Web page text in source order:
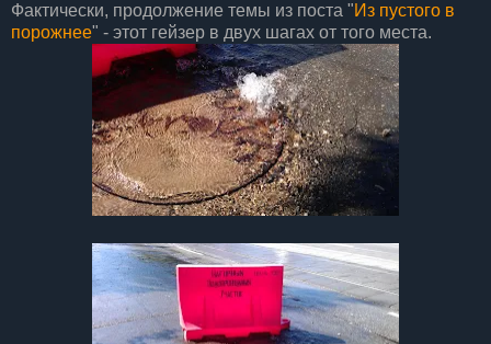
Фактически, продолжение темы из поста "Из пустого в
порожнее" - этот гейзер в двух шагах от того места.